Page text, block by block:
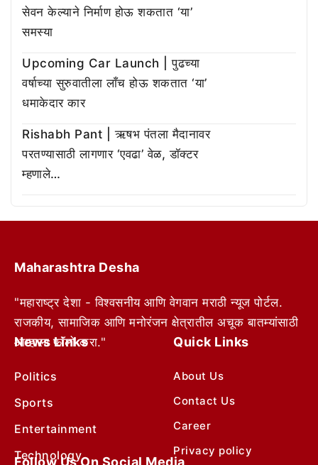
सेवन केल्याने निर्माण होऊ शकतात ‘या’
समस्या
Upcoming Car Launch | पुढच्या
वर्षाच्या सुरुवातीला लाँच होऊ शकतात ‘या’
धमाकेदार कार
Rishabh Pant | ऋषभ पंतला मैदानावर
परतण्यासाठी लागणार ‘एवढा’ वेळ, डॉक्टर
म्हणाले…
Maharashtra Desha
"महाराष्ट्र देशा - विश्वसनीय आणि वेगवान मराठी न्यूज पोर्टल.
राजकीय, सामाजिक आणि मनोरंजन क्षेत्रातील अचूक बातम्यांसाठी
आम्हाला फॉलो करा."
News Links
Politics
Sports
Entertainment
Technology
Quick Links
About Us
Contact Us
Career
Privacy policy
Follow Us On Social Media